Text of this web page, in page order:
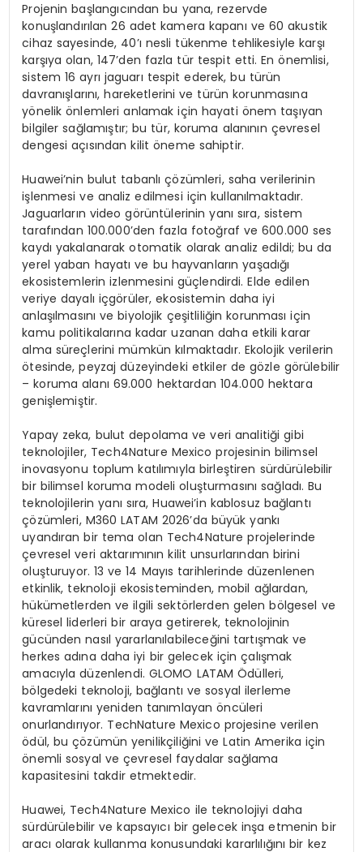
Projenin başlangıcından bu yana, rezervde
konuşlandırılan 26 adet kamera kapanı ve 60 akustik
cihaz sayesinde, 40’ı nesli tükenme tehlikesiyle karşı
karşıya olan, 147’den fazla tür tespit etti. En önemlisi,
sistem 16 ayrı jaguarı tespit ederek, bu türün
davranışlarını, hareketlerini ve türün korunmasına
yönelik önlemleri anlamak için hayati önem taşıyan
bilgiler sağlamıştır; bu tür, koruma alanının çevresel
dengesi açısından kilit öneme sahiptir.
Huawei’nin bulut tabanlı çözümleri, saha verilerinin
işlenmesi ve analiz edilmesi için kullanılmaktadır.
Jaguarların video görüntülerinin yanı sıra, sistem
tarafından 100.000’den fazla fotoğraf ve 600.000 ses
kaydı yakalanarak otomatik olarak analiz edildi; bu da
yerel yaban hayatı ve bu hayvanların yaşadığı
ekosistemlerin izlenmesini güçlendirdi. Elde edilen
veriye dayalı içgörüler, ekosistemin daha iyi
anlaşılmasını ve biyolojik çeşitliliğin korunması için
kamu politikalarına kadar uzanan daha etkili karar
alma süreçlerini mümkün kılmaktadır. Ekolojik verilerin
ötesinde, peyzaj düzeyindeki etkiler de gözle görülebilir
– koruma alanı 69.000 hektardan 104.000 hektara
genişlemiştir.
Yapay zeka, bulut depolama ve veri analitiği gibi
teknolojiler, Tech4Nature Mexico projesinin bilimsel
inovasyonu toplum katılımıyla birleştiren sürdürülebilir
bir bilimsel koruma modeli oluşturmasını sağladı. Bu
teknolojilerin yanı sıra, Huawei’in kablosuz bağlantı
çözümleri, M360 LATAM 2026’da büyük yankı
uyandıran bir tema olan Tech4Nature projelerinde
çevresel veri aktarımının kilit unsurlarından birini
oluşturuyor. 13 ve 14 Mayıs tarihlerinde düzenlenen
etkinlik, teknoloji ekosisteminden, mobil ağlardan,
hükümetlerden ve ilgili sektörlerden gelen bölgesel ve
küresel liderleri bir araya getirerek, teknolojinin
gücünden nasıl yararlanılabileceğini tartışmak ve
herkes adına daha iyi bir gelecek için çalışmak
amacıyla düzenlendi. GLOMO LATAM Ödülleri,
bölgedeki teknoloji, bağlantı ve sosyal ilerleme
kavramlarını yeniden tanımlayan öncüleri
onurlandırıyor. TechNature Mexico projesine verilen
ödül, bu çözümün yenilikçiliğini ve Latin Amerika için
önemli sosyal ve çevresel faydalar sağlama
kapasitesini takdir etmektedir.
Huawei, Tech4Nature Mexico ile teknolojiyi daha
sürdürülebilir ve kapsayıcı bir gelecek inşa etmenin bir
aracı olarak kullanma konusundaki kararlılığını bir kez